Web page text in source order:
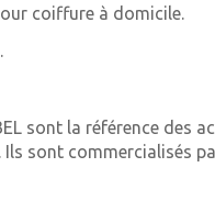
coiffure à domicile.
sont la référence des
sont commercialisés